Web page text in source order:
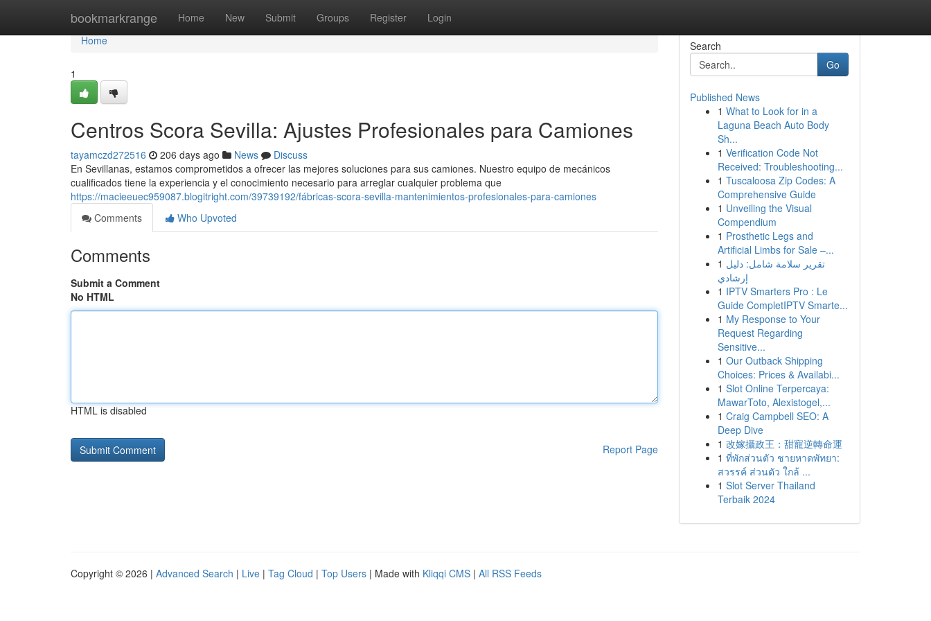
bookmarkrange Home New Submit Groups Register Login
Home
Home
1
Centros Scora Sevilla: Ajustes Profesionales para Camiones
tayamczd272516 206 days ago News
Discuss
En Sevillanas, estamos comprometidos a ofrecer las mejores soluciones para sus camiones. Nuestro equipo de mecánicos
cualificados tiene la experiencia y el conocimiento necesario para arreglar cualquier problema que
https://macieeuec959087.blogitright.com/39739192/fábricas-scora-sevilla-mantenimientos-profesionales-para-camiones
Comments
Who Upvoted
Comments
Submit a Comment
No HTML
HTML is disabled
Report Page
Search
Go
Published News
1 What to Look for in a
Laguna Beach Auto Body
Sh...
1 Verification Code Not
Received: Troubleshooting...
1 Tuscaloosa Zip Codes: A
Comprehensive Guide
1 Unveiling the Visual
Compendium
1 Prosthetic Legs and
Artificial Limbs for Sale –...
1 تقرير سلامة شامل: دليل
إرشادي
1 IPTV Smarters Pro : Le
Guide CompletIPTV Smarte...
1 My Response to Your
Request Regarding
Sensitive...
1 Our Outback Shipping
Choices: Prices & Availabi...
1 Slot Online Terpercaya:
MawarToto, Alexistogel,...
1 Craig Campbell SEO: A
Deep Dive
1 改嫁攝政王：甜寵逆轉命運
1 ที่พักส่วนตัว ชายหาดพัทยา:
สวรรค์ ส่วนตัว ใกล้ ...
1 Slot Server Thailand
Terbaik 2024
Copyright © 2026 | Advanced Search | Live | Tag Cloud | Top Users | Made with Kliqqi CMS | All RSS Feeds